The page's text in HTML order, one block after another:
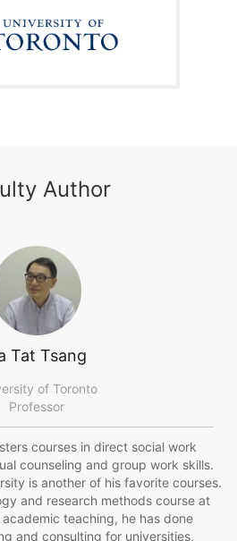
模式等。
将全面了解患有认知障碍的老
具备提高他们提供护理能力所需
Author
Tat Tsang
of Toronto
Professor
courses in direct social work
counseling and group work skills.
is another of his favorite courses.
and research methods course at
teaching, he has done
and consulting for universities,